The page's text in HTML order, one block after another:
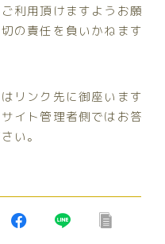
利用頂けますようお願
の責任を負いかねます
リンク先に御座います
イト管理者側ではお答
い。